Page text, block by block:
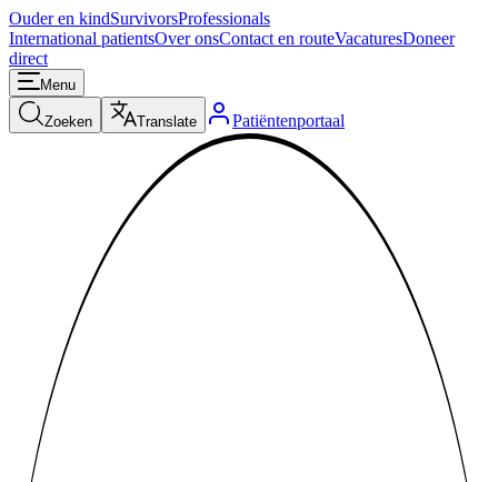
Ouder en kindSurvivorsProfessionals
International patientsOver onsContact en routeVacaturesDoneer
direct
Menu
Zoeken Translate Patiëntenportaal